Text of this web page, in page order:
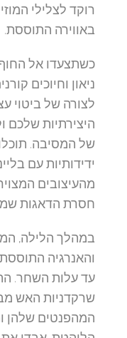
רוקד לצלילי
באווירה התוססת.
כשתצעדו אל החוף,
ניאון וחיוכים
לצורה של ביטוי
היצירתיות שלכם
של המסיבה. תוכלו
ידידותיות עם
מהעיצובים
חסרת הדאגות
במהלך הלילה,
והאנרגיה התוססת
עד עלות השחר.
שרקדניות האש
המהפנטים שלהן